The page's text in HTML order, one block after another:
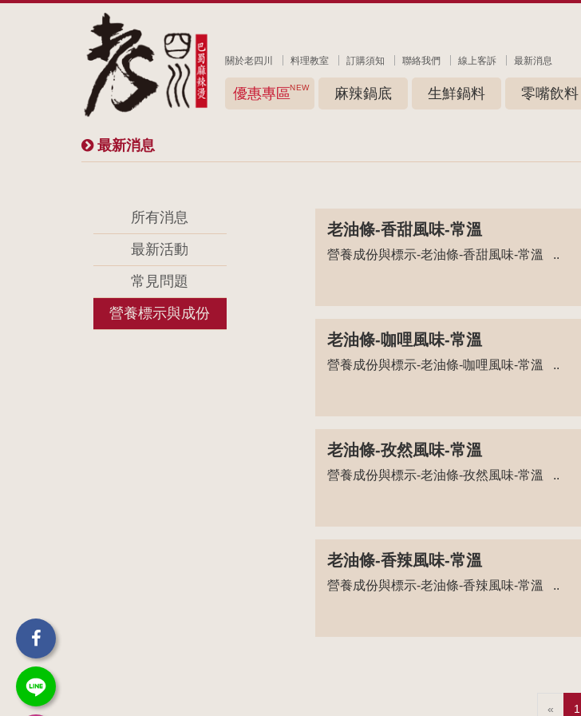
關於老四川 料理教室 訂購須知 聯絡我們 線上客訴 最新消息
優惠專區NEW 麻辣鍋底 生鮮鍋料 零嘴飲料
最新消息
所有消息
最新活動
常見問題
營養標示與成份
老油條-香甜風味-常溫
營養成份與標示-老油條-香甜風味-常溫 ..
老油條-咖哩風味-常溫
營養成份與標示-老油條-咖哩風味-常溫 ..
老油條-孜然風味-常溫
營養成份與標示-老油條-孜然風味-常溫 ..
老油條-香辣風味-常溫
營養成份與標示-老油條-香辣風味-常溫 ..
« 1